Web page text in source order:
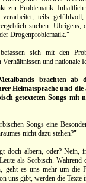
zur Problematik.
teils
suchen. Übrigens,
Drogenproblematik."
sich mit den
und nationale
brachten ab
Heimatsprache und
getexteten Songs mit
Songs eine
nicht dazu stehen?"
doch albern, oder? Nein,
als Sorbisch. Während
geht es uns mehr um die
uns gibt, werden die